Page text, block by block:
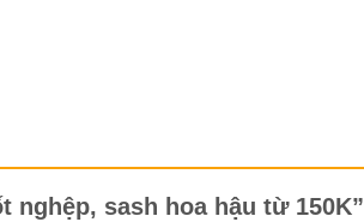
nghệp, sash hoa hậu từ 150K”